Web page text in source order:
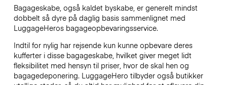
Bagageskabe, også kaldet byskabe, er generelt mindst
dobbelt så dyre på daglig basis sammenlignet med
LuggageHeros bagageopbevaringsservice.
Indtil for nylig har rejsende kun kunne opbevare deres
kufferter i disse bagageskabe, hvilket giver meget lidt
fleksibilitet med hensyn til priser, hvor de skal hen og
bagagedeponering. LuggageHero tilbyder også butikker